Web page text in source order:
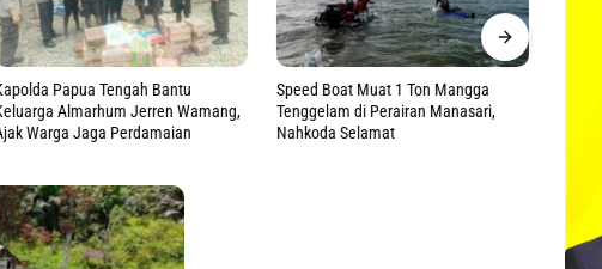
Boat Muat 1 Ton Mangga
di Perairan Manasari,
Selamat
Tinjau Langsung Korban Dugaan
Keracunan MBG, Kasdam
Cenderawasih Pastikan Ini
Apel